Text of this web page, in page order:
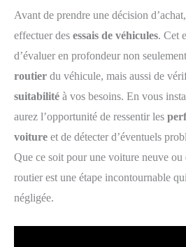
Avant de prendre une décision
effectuer des essais de véhicules. Cet
d’évaluer en profondeur non
routier du véhicule, mais aussi de
suitabilité à vos besoins. En vous
aurez l’opportunité de ressentir les
voiture et de détecter d’éventuels
Que ce soit pour une voiture neuve ou
routier est une étape incontournable
négligée.